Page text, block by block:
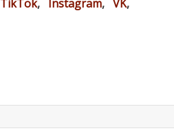
TikTok, Instagram, VK,